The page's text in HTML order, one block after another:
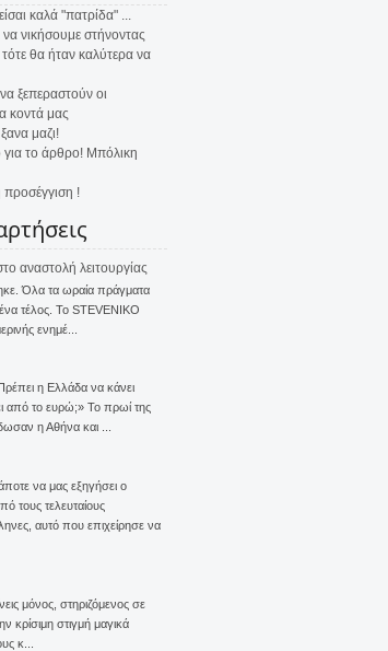
καλά "πατρίδα" ...
να νικήσουμε στήνοντας
τότε θα ήταν καλύτερα να
ξεπεραστούν οι
κοντά μας
μαζι!
το άρθρο! Μπόλικη
προσέγγιση !
αναστολή λειτουργίας
Όλα τα ωραία πράγματα
τέλος. Το STEVENIKO
ενημέ...
η Ελλάδα να κάνει
από το ευρώ;» Το πρωί της
η Αθήνα και ...
να μας εξηγήσει ο
τους τελευταίους
αυτό που επιχείρησε να
μόνος, στηριζόμενος σε
κρίσιμη στιγμή μαγικά
κ...